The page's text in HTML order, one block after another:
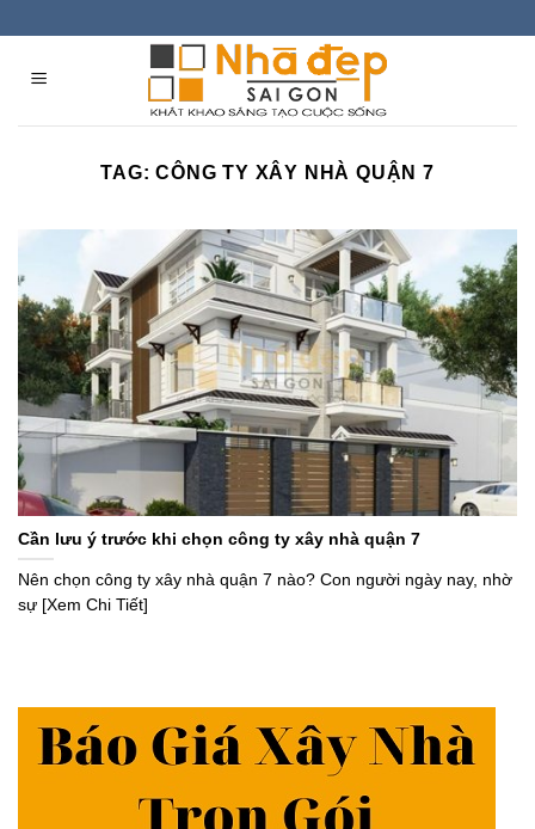
content
TAG:CÔNG TY XÂY NHÀ QUẬN 7
Cần lưu ý trước khi chọn công ty xây nhà quận 7
Nên chọn công ty xây nhà quận 7 nào? Con người ngày nay, nhờ
sự [Xem Chi Tiết]